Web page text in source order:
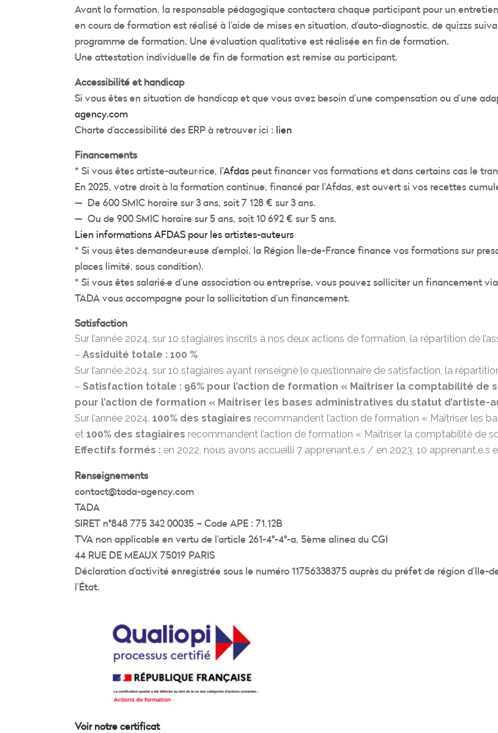
Avant la formation, la responsable pédagogique contactera chaque participant pour un
en cours de formation est réalisé à l’aide de mises en situation, d’auto-diagnostic, de quizzs
programme de formation. Une évaluation qualitative est réalisée en fin de formation.
Une attestation individuelle de fin de formation est remise au participant.
Accessibilité et handicap
Si vous êtes en situation de handicap et que vous avez besoin d’une compensation ou d’une
agency.com
Charte d’accessibilité des ERP à retrouver ici : lien
Financements
* Si vous êtes artiste-auteur·rice, l’Afdas peut financer vos formations et dans certains cas le
En 2025, votre droit à la formation continue, financé par l’Afdas, est ouvert si vos recettes
— De 600 SMIC horaire sur 3 ans, soit 7 128 € sur 3 ans.
— Ou de 900 SMIC horaire sur 5 ans, soit 10 692 € sur 5 ans.
Lien informations AFDAS pour les artistes-auteurs
* Si vous êtes demandeur·euse d’emploi, la Région Île-de-France finance vos formations sur
places limité, sous condition).
* Si vous êtes salarié·e d’une association ou entreprise, vous pouvez solliciter un financement
TADA vous accompagne pour la sollicitation d’un financement.
Satisfaction
Sur l’année 2024, sur 10 stagiaires inscrits à nos deux actions de formation, la répartition de
– Assiduité totale : 100 %
Sur l’année 2024, sur 10 stagiaires ayant renseigné le questionnaire de satisfaction, la
– Satisfaction totale : 96% pour l’action de formation « Maîtriser la comptabilité de
pour l’action de formation « Maitriser les bases administratives du statut d’artiste-
Sur l’année 2024, 100% des stagiaires recommandent l’action de formation « Maîtriser les
et 100% des stagiaires recommandent l’action de formation « Maîtriser la comptabilité de
Effectifs formés : en 2022, nous avons accueilli 7 apprenant.e.s / en 2023, 10 apprenant.e.s
Renseignements
contact@tada-agency.com
TADA
SIRET n°848 775 342 00035 – Code APE : 71.12B
TVA non applicable en vertu de l’article 261-4°-4°-a, 5ème alinea du CGI
44 RUE DE MEAUX 75019 PARIS
Déclaration d’activité enregistrée sous le numéro 11756338375 auprès du préfet de région
l’État.
Voir notre certificat